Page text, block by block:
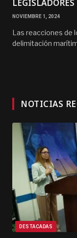
LEGISLADORES
NOVIEMBRE 1, 2024
Las reacciones de
delimitación
NOTICIAS
DESTACADAS